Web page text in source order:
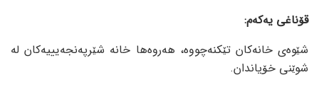
قۆناغی یەکەم:
شێوەی خانەکان تێکنەچووە، هەروەها خانە شێرپەنجەیییەکان لە
شوێنی خۆیاندان.